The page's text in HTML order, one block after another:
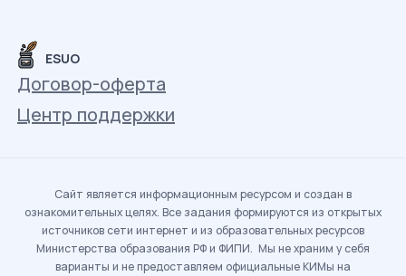
ESUO
Договор-оферта
Центр поддержки
Сайт является информационным ресурсом и создан в
ознакомительных целях. Все задания формируются из открытых
источников сети интернет и из образовательных ресурсов
Министерства образования РФ и ФИПИ. Мы не храним у себя
варианты и не предоставляем официальные КИМы на